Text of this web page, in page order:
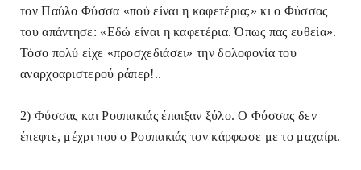
τον Παύλο Φύσσα «πού είναι η καφετέρια;» κι ο Φύσσας
του απάντησε: «Εδώ είναι η καφετέρια. Όπως πας ευθεία».
Τόσο πολύ είχε «προσχεδιάσει» την δολοφονία του
αναρχοαριστερού ράπερ!..
2) Φύσσας και Ρουπακιάς έπαιξαν ξύλο. Ο Φύσσας δεν
έπεφτε, μέχρι που ο Ρουπακιάς τον κάρφωσε με το μαχαίρι.